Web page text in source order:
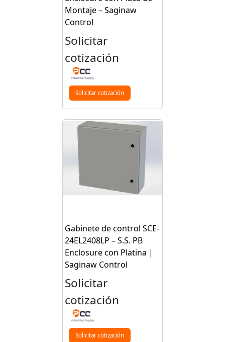
Montaje – Saginaw
Control
Solicitar
cotización
Solicitar cotización
Gabinete de control SCE-
24EL2408LP – S.S. PB
Enclosure con Platina |
Saginaw Control
Solicitar
cotización
Solicitar cotización